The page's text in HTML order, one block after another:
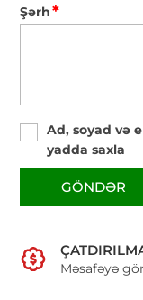
Şərh*
Ad, soyad və
yadda saxla
GÖNDƏR
Məsafəyə